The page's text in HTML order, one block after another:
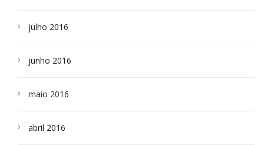
julho 2016
junho 2016
maio 2016
abril 2016